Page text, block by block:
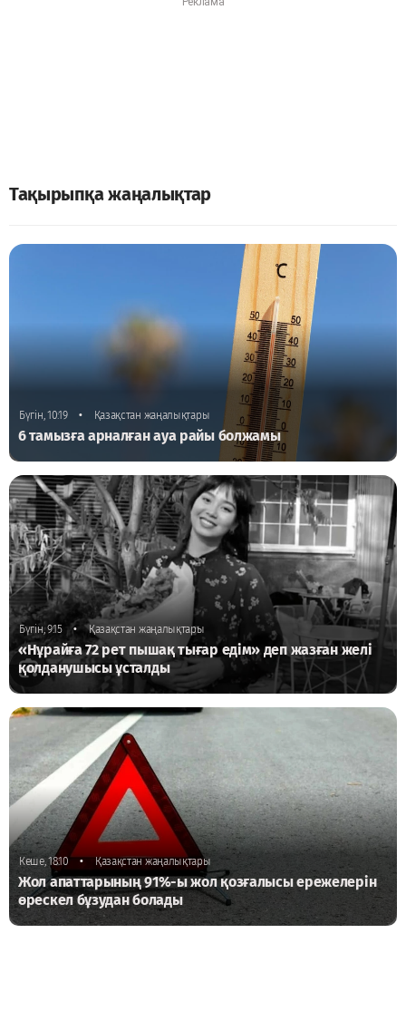
Тақырыпқа жаңалықтар
Бүгін, 10:19 • Қазақстан жаңалықтары
6 тамызға арналған ауа райы болжамы
Бүгін, 9:15 • Қазақстан жаңалықтары
«Нұрайға 72 рет пышақ тығар едім» деп жазған желі
қолданушысы ұсталды
Кеше, 18:10 • Қазақстан жаңалықтары
Жол апаттарының 91%-ы жол қозғалысы ережелерін
өрескел бұзудан болады